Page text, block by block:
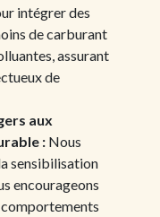
intégrer des
de carburant
assurant
de
aux
: Nous
sensibilisation
encourageons
comportements